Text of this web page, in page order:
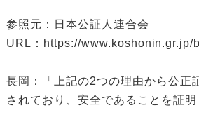
参照元：日本公証人連合会
URL：https://www.koshonin.gr.jp/
長岡：「上記の2つの理由から公正
されており、安全であることを証明